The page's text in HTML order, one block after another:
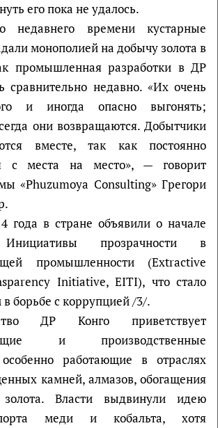
его пока не удалось.
недавнего времени кустарные
монополией на добычу золота в
промышленная разработки в ДР
сравнительно недавно. «Их очень
и иногда опасно выгонять;
они возвращаются. Добытчики
вместе, так как постоянно
с места на место», — говорит
«Phuzumoya Consulting» Грегори
года в стране объявили о начале
Инициативы прозрачности в
промышленности (Extractive
Initiative, EITI), что стало
борьбе с коррупцией /3/.
ДР Конго приветствует
и производственные
работающие в отраслях
камней, алмазов, обогащения
Власти выдвинули идею
меди и кобальта, хотя